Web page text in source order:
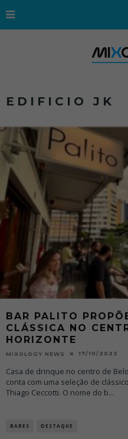
EDIFICIO JK
BAR PALITO
CLÁSSICA NO
HORIZONTE
MIXOLOGY NEWS 17/10/2023
Casa de drinque no centro de
conta com uma seleção de
Thiago Ceccotti. O nome do b...
BARES DESTAQUE